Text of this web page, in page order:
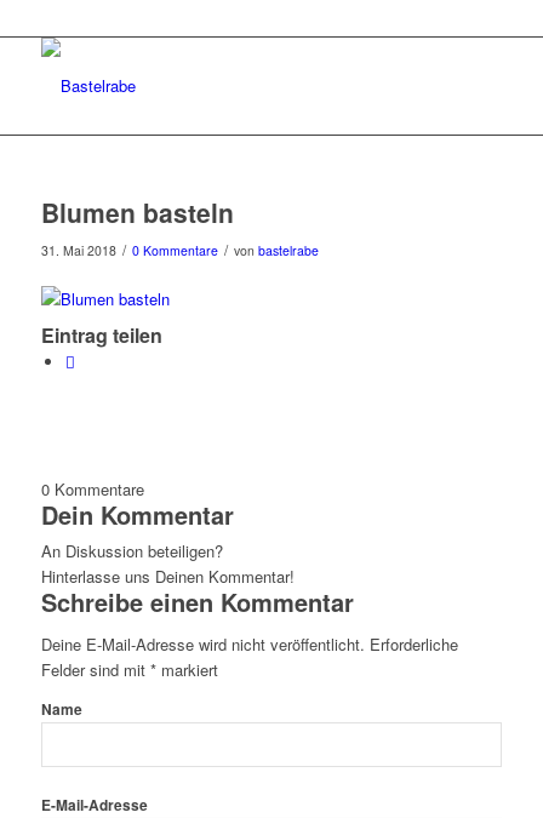
Blumen basteln
31. Mai 2018 / 0 Kommentare / von bastelrabe
Eintrag teilen
0 Kommentare
Dein Kommentar
An Diskussion beteiligen?
Hinterlasse uns Deinen Kommentar!
Schreibe einen Kommentar
Deine E-Mail-Adresse wird nicht veröffentlicht. Erforderliche
Felder sind mit *markiert
Name
E-Mail-Adresse